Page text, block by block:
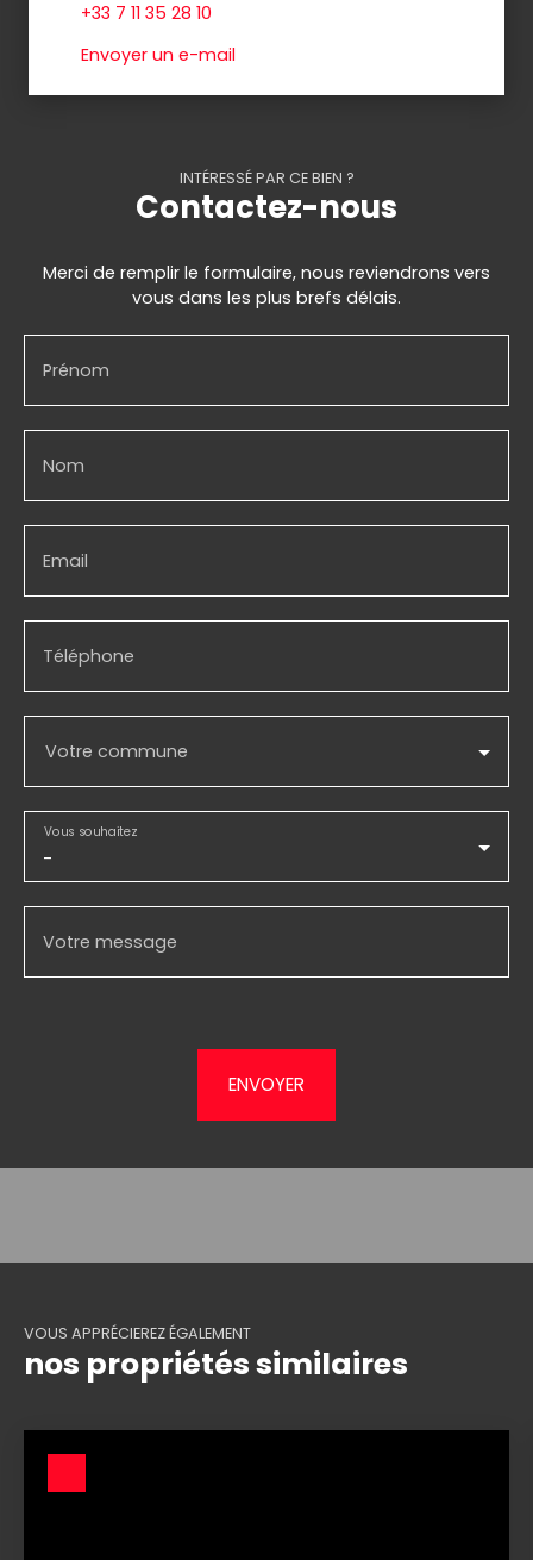
+33 7 11 35 28 10
Envoyer un e-mail
INTÉRESSÉ PAR CE BIEN ?
Contactez-nous
Merci de remplir le formulaire, nous reviendrons vers
vous dans les plus brefs délais.
Prénom
Nom
Email
Téléphone
Votre commune
-
Vous souhaitez
Votre message
ENVOYER
VOUS APPRÉCIEREZ ÉGALEMENT
nos propriétés similaires